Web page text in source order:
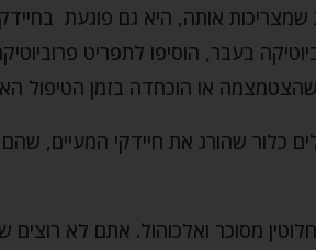
אותה, היא גם פוגעת
בעבר, הוסיפו לתפריט
או הוכחדה בזמן הטיפול
כלור שהורג את חיידקי המעיים, שהם
מסוכר ואלכוהול. אתם לא